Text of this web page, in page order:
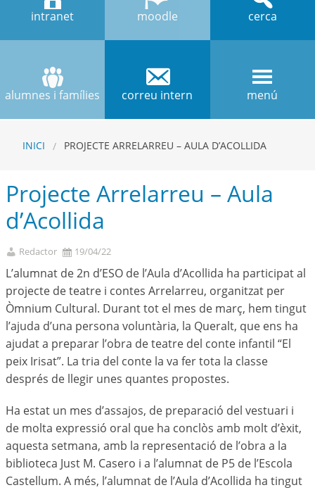
intranet moodle cerca
alumnes i famílies correu intern menú
INICI PROJECTE ARRELARREU – AULA D’ACOLLIDA
Projecte Arrelarreu – Aula
d’Acollida
Redactor 19/04/22
L’alumnat de 2n d’ESO de l’Aula d’Acollida ha participat al
projecte de teatre i contes Arrelarreu, organitzat per
Òmnium Cultural. Durant tot el mes de març, hem tingut
l’ajuda d’una persona voluntària, la Queralt, que ens ha
ajudat a preparar l’obra de teatre del conte infantil “El
peix Irisat”. La tria del conte la va fer tota la classe
després de llegir unes quantes propostes.
Ha estat un mes d’assajos, de preparació del vestuari i
de molta expressió oral que ha conclòs amb molt d’èxit,
aquesta setmana, amb la representació de l’obra a la
biblioteca Just M. Casero i a l’alumnat de P5 de l’Escola
Castellum. A més, l’alumnat de l’Aula d’Acollida ha tingut